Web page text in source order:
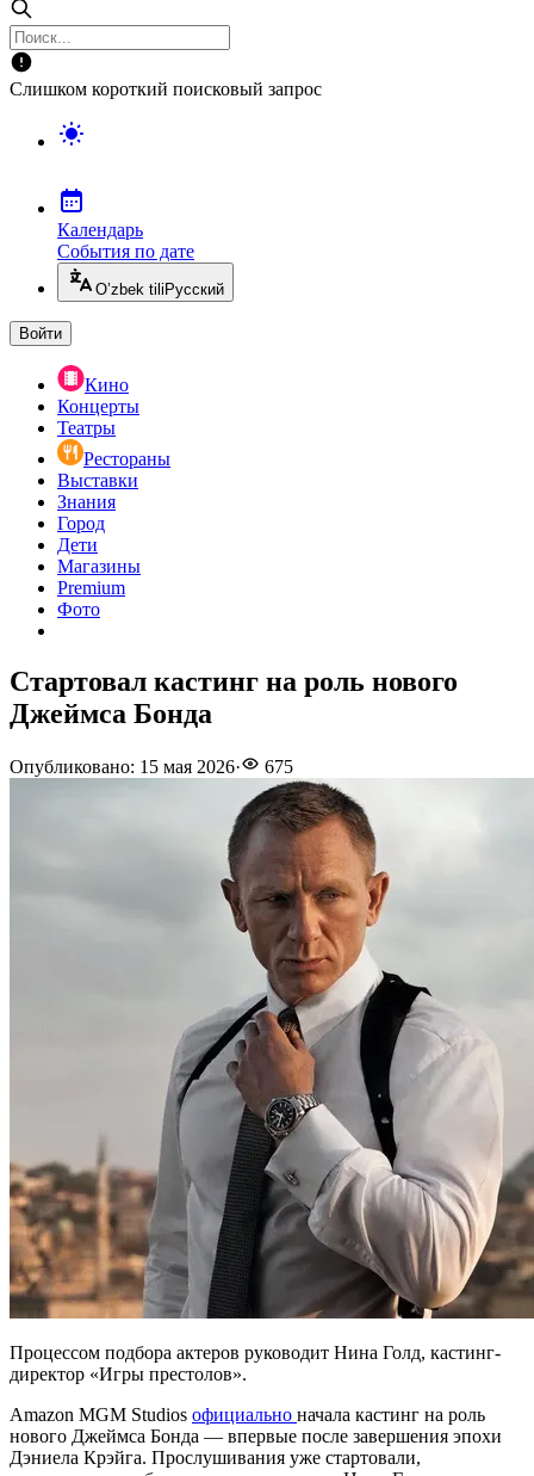
Слишком короткий поисковый запрос
Календарь
События по дате
O’zbek tili Русский
Войти
Кино
Концерты
Театры
Рестораны
Выставки
Знания
Город
Дети
Магазины
Premium
Фото
Стартовал кастинг на роль нового
Джеймса Бонда
Опубликовано: 15 мая 2026· 675
Процессом подбора актеров руководит Нина Голд, кастинг-
директор «Игры престолов».
Amazon MGM Studios официально начала кастинг на роль
нового Джеймса Бонда — впервые после завершения эпохи
Дэниела Крэйга. Прослушивания уже стартовали,